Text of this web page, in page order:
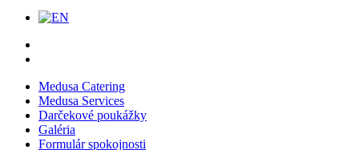
Medusa Catering
Medusa Services
Darčekové poukážky
Galéria
Formulár spokojnosti